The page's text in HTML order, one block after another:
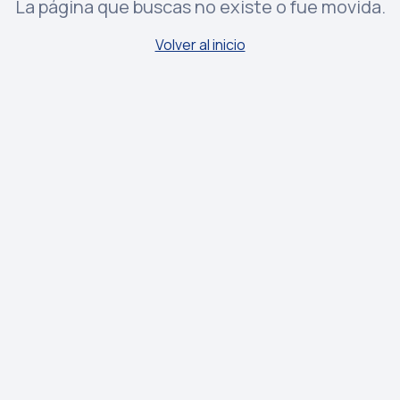
La página que buscas no existe o fue movida.
Volver al inicio